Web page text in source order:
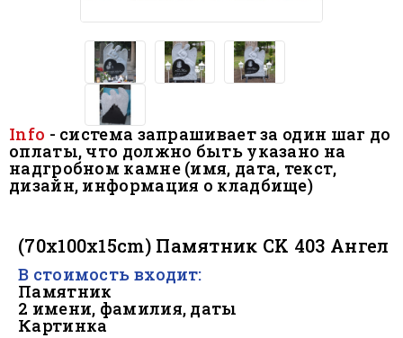
Info - система запрашивает за один шаг до
оплаты, что должно быть указано на
надгробном камне (имя, дата, текст,
дизайн, информация о кладбище)
(70x100x15cm) Памятник CK 403 Ангел
В стоимость входит:
Памятник
2 имени, фамилия, даты
Картинка